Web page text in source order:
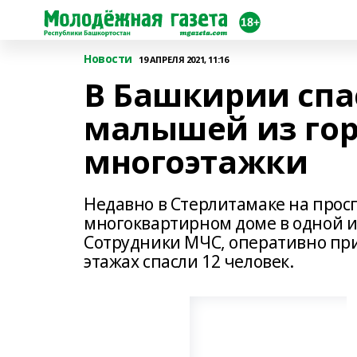
Новости 19 АПРЕЛЯ 2021, 11:16
В Башкирии
малышей из
многоэтажки
Недавно в Стерлитамаке на
многоквартирном доме в одной
Сотрудники МЧС, оперативно
этажах спасли 12 человек.